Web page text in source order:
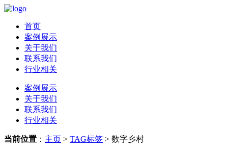
首页
案例展示
关于我们
联系我们
行业相关
案例展示
关于我们
联系我们
行业相关
当前位置 ： 主页 > TAG标签 > 数字乡村